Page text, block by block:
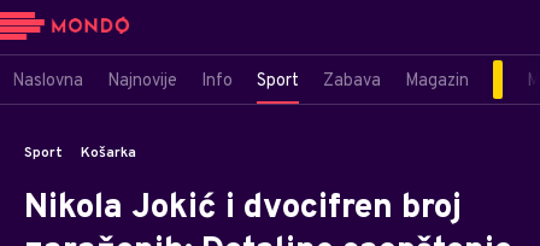
Naslovna Najnovije Info Sport Zabava Magazin
Sport Košarka
Nikola Jokić i dvocifren broj